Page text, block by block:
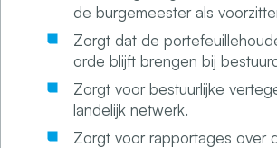
de burgemeester als
Zorgt dat de
orde blijft brengen bij
Zorgt voor bestuurlijke
landelijk netwerk.
Zorgt voor rapportages over